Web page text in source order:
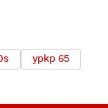
ypkp 65